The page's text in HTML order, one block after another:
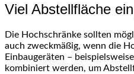
Viel Abstellfläche
Die Hochschränke sollten
auch zweckmäßig, wenn die
Einbaugeräten –
kombiniert werden, um